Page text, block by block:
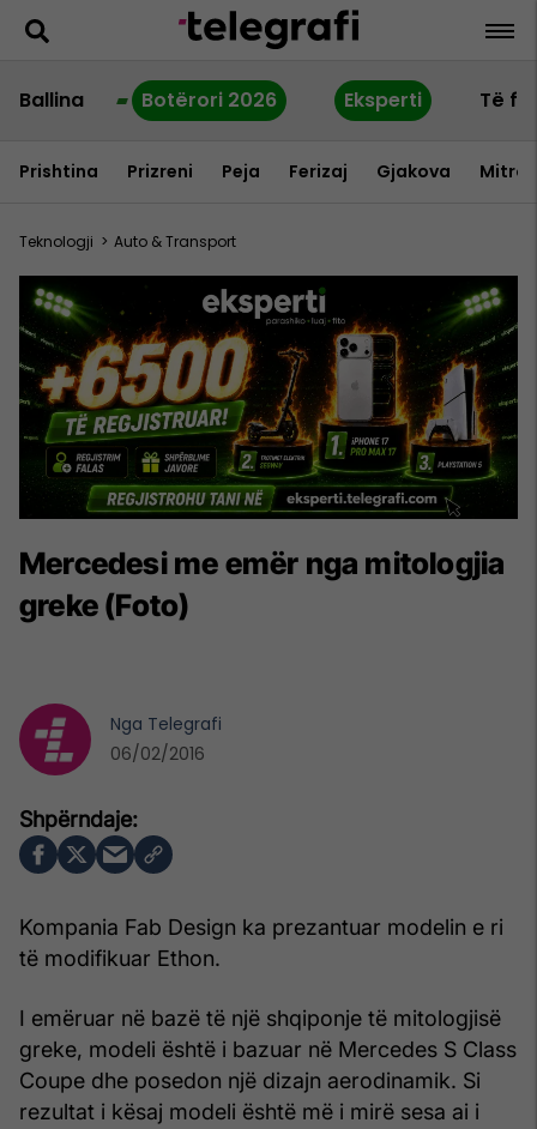
Ballina Botërori 2026 Eksperti Të
Prishtina Prizreni Peja Ferizaj Gjakova
Teknologji > Auto & Transport
Mercedesi me emër nga mitologjia
greke (Foto)
Kompania Fab Design ka prezantuar modelin e ri
të modifikuar Ethon.
I emëruar në bazë të një shqiponje të mitologjisë
greke, modeli është i bazuar në Mercedes S Class
Coupe dhe posedon një dizajn aerodinamik. Si
rezultat i kësaj modeli është më i mirë sesa ai i
Nga Telegrafi
06/02/2016